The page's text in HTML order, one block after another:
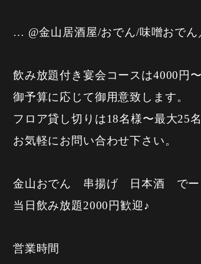
… @金山居酒屋/おでん/味噌おで
飲み放題付き宴会コースは4000円〜
御予算に応じて御用意致します。
フロア貸し切りは18名様〜最大25
お気軽にお問い合わせ下さい。
金山おでん 串揚げ 日本酒 でー
当日飲み放題2000円歓迎♪
営業時間